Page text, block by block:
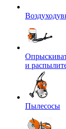
и
Пылесосы